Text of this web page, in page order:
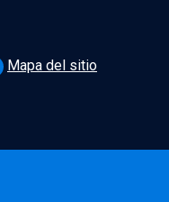
Mapa del sitio